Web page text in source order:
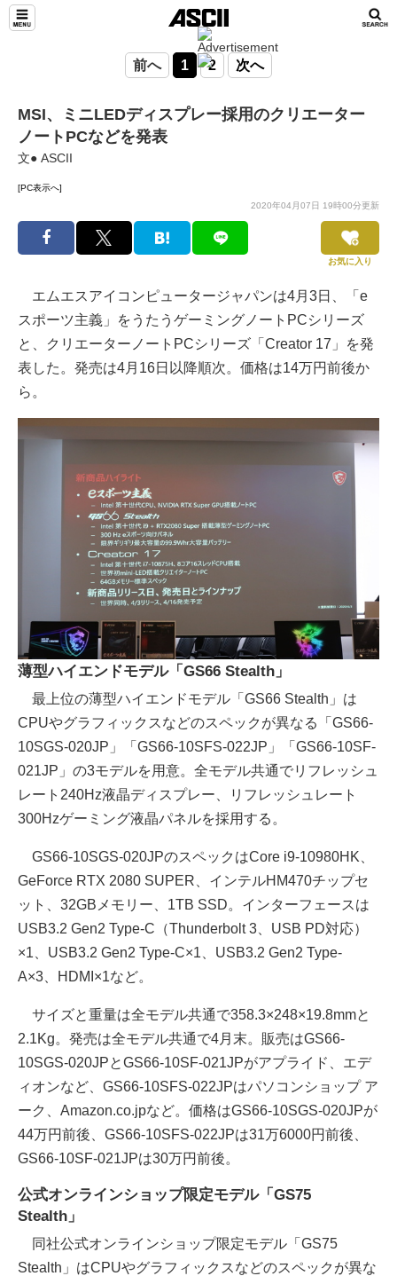
前へ 1 2 次へ
MSI、ミニLEDディスプレー採用のクリエーター
ノートPCなどを発表
文● ASCII
[PC表示へ]
2020年04月07日 19時00分更新
お気に入り
エムエスアイコンピュータージャパンは4月3日、「e
スポーツ主義」をうたうゲーミングノートPCシリーズ
と、クリエーターノートPCシリーズ「Creator 17」を発
表した。発売は4月16日以降順次。価格は14万円前後か
ら。
薄型ハイエンドモデル「GS66 Stealth」
最上位の薄型ハイエンドモデル「GS66 Stealth」は
CPUやグラフィックスなどのスペックが異なる「GS66-
10SGS-020JP」「GS66-10SFS-022JP」「GS66-10SF-
021JP」の3モデルを用意。全モデル共通でリフレッシュ
レート240Hz液晶ディスプレー、リフレッシュレート
300Hzゲーミング液晶パネルを採用する。
GS66-10SGS-020JPのスペックはCore i9-10980HK、
GeForce RTX 2080 SUPER、インテルHM470チップセ
ット、32GBメモリー、1TB SSD。インターフェースは
USB3.2 Gen2 Type-C（Thunderbolt 3、USB PD対応）
×1、USB3.2 Gen2 Type-C×1、USB3.2 Gen2 Type-
A×3、HDMI×1など。
サイズと重量は全モデル共通で358.3×248×19.8mmと
2.1Kg。発売は全モデル共通で4月末。販売はGS66-
10SGS-020JPとGS66-10SF-021JPがアプライド、エデ
ィオンなど、GS66-10SFS-022JPはパソコンショップ ア
ーク、Amazon.co.jpなど。価格はGS66-10SGS-020JPが
44万円前後、GS66-10SFS-022JPは31万6000円前後、
GS66-10SF-021JPは30万円前後。
公式オンラインショップ限定モデル「GS75
Stealth」
同社公式オンラインショップ限定モデル「GS75
Stealth」はCPUやグラフィックスなどのスペックが異な